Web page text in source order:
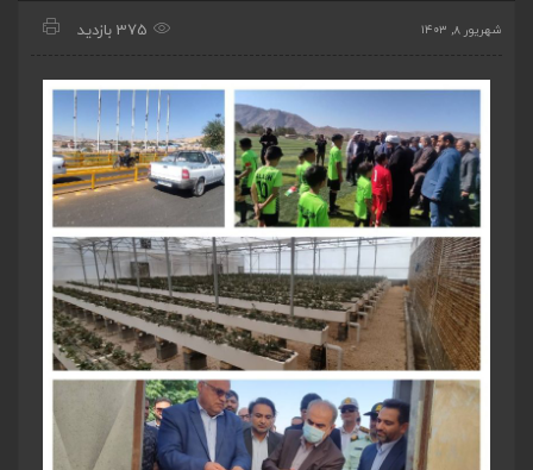
شهریور ۸, ۱۴۰۳ 375 بازدید